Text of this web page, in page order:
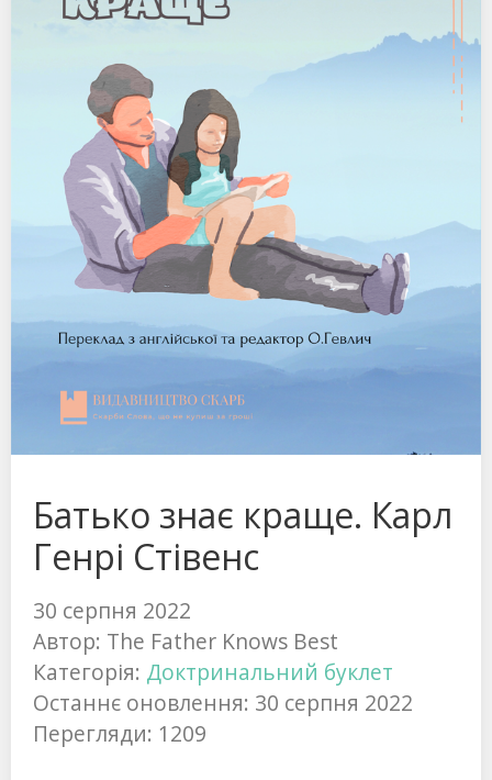
Батько знає краще. Карл
Генрі Стівенс
30 серпня 2022
Автор: The Father Knows Best
Категорія: Доктринальний буклет
Останнє оновлення: 30 серпня 2022
Перегляди: 1209